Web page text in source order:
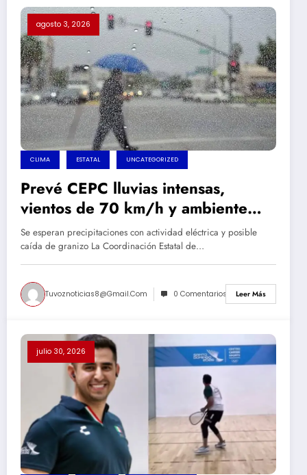
agosto 3, 2026
CLIMA ESTATAL UNCATEGORIZED
Prevé CEPC lluvias intensas,
vientos de 70 km/h y ambiente
caluroso en el estado
Se esperan precipitaciones con actividad eléctrica y posible
caída de granizo La Coordinación Estatal de…
Tuvoznoticias8@gmail.com 0 Comentarios Leer Más
julio 30, 2026